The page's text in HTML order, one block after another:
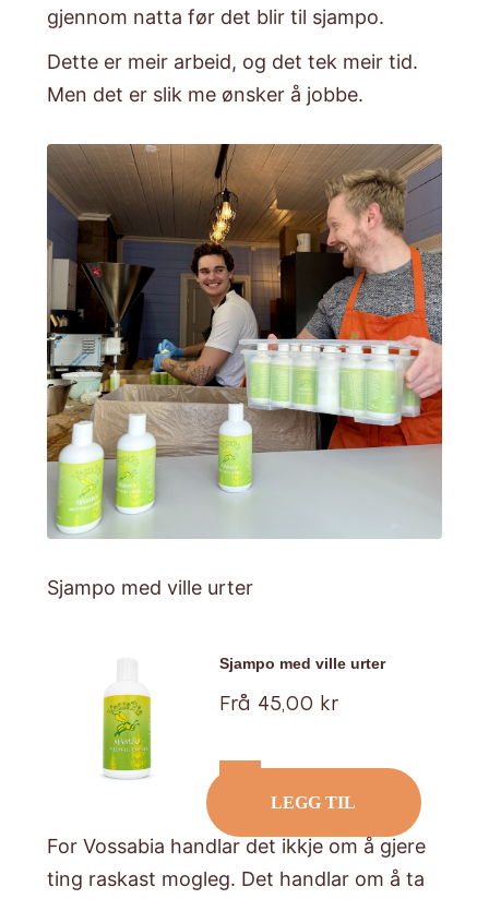
gjennom natta før det blir til sjampo.
​Dette er meir arbeid, og det tek meir tid.
Men det er slik me ønsker å jobbe.
Sjampo med ville urter
Sjampo med ville urter
Tilbud
Frå 45,00 kr
LEGG TIL
For Vossabia handlar det ikkje om å gjere
ting raskast mogleg. Det handlar om å ta